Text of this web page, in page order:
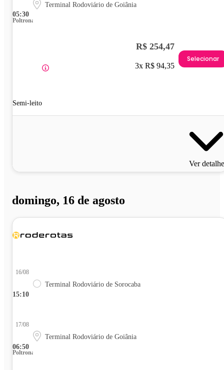
05:30
Terminal Rodoviário de Goiânia
Poltrona
Semi-leito
R$ 254,47
3x R$ 94,35
Selecionar
Ver
domingo, 16 de agosto
15:10
16/08
Terminal Rodoviário de Sorocaba
06:50
17/08
Terminal Rodoviário de Goiânia
Poltrona